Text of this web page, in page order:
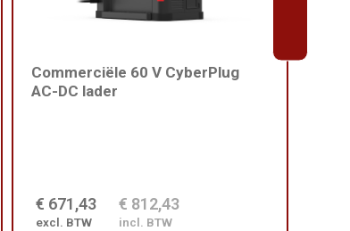
Commerciële 60 V CyberPlug
AC-DC lader
€ 671,43
excl. BTW
€ 812,43
incl. BTW